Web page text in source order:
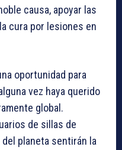
causa, apoyar las
cura por lesiones en
oportunidad para
vez haya querido
global.
de sillas de
planeta sentirán la